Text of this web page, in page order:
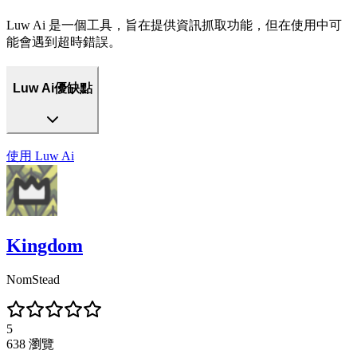
Luw Ai 是一個工具，旨在提供資訊抓取功能，但在使用中可
能會遇到超時錯誤。
Luw Ai優缺點
使用 Luw Ai
Kingdom
NomStead
5
638 瀏覽